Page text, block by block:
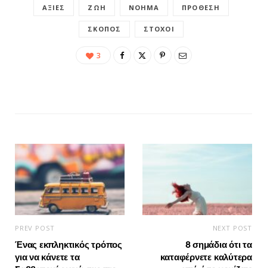
ΑΞΊΕΣ ΖΩΉ ΝΌΗΜΑ ΠΡΌΘΕΣΗ
ΣΚΟΠΌΣ ΣΤΌΧΟΙ
3
PREV POST
Ένας εκπληκτικός τρόπος
για να κάνετε τα
NEXT POST
8 σημάδια ότι τα
καταφέρνετε καλύτερα